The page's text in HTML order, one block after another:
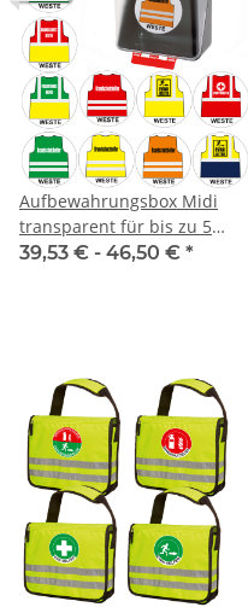
Aufbewahrungsbox Midi
transparent für bis zu 5
Warnwesten
39,53 € - 46,50 € *